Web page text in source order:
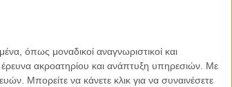
όπως μοναδικοί αναγνωριστικοί και
ακροατηρίου και ανάπτυξη υπηρεσιών. Με
Μπορείτε να κάνετε κλικ για να συναινέσετε